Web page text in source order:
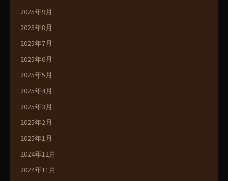
2025年9月
2025年8月
2025年7月
2025年6月
2025年5月
2025年4月
2025年3月
2025年2月
2025年1月
2024年12月
2024年11月